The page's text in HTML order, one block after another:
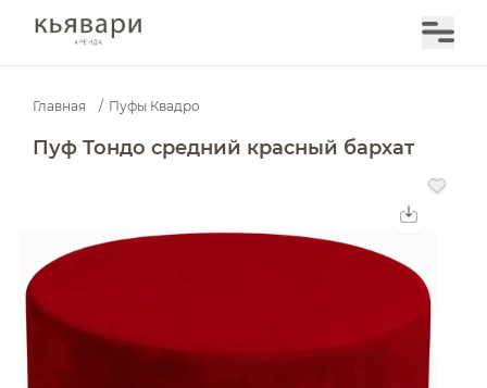
Главная / Пуфы Квадро
Пуф Тондо средний красный бархат